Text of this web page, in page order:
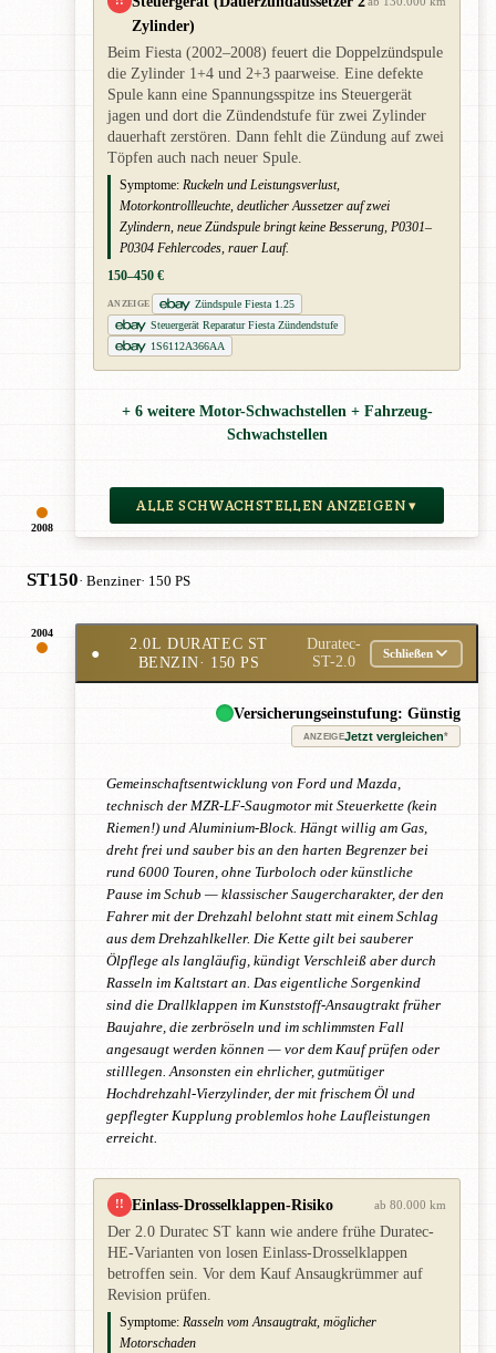
2008
Zylinder)
Beim Fiesta (2002–2008) feuert die Doppelzündspule
die Zylinder 1+4 und 2+3 paarweise. Eine defekte
Spule kann eine Spannungsspitze ins Steuergerät
jagen und dort die Zündendstufe für zwei Zylinder
dauerhaft zerstören. Dann fehlt die Zündung auf zwei
Töpfen auch nach neuer Spule.
Symptome: Ruckeln und Leistungsverlust,
Motorkontrollleuchte, deutlicher Aussetzer auf zwei
Zylindern, neue Zündspule bringt keine Besserung, P0301–
P0304 Fehlercodes, rauer Lauf.
150–450 €
ANZEIGE
Zündspule Fiesta 1.25
Steuergerät Reparatur Fiesta Zündendstufe
1S6112A366AA
+ 6 weitere Motor-Schwachstellen + Fahrzeug-
Schwachstellen
ALLE SCHWACHSTELLEN ANZEIGEN ▾
ST150· Benziner· 150 PS
2004
●
2.0L DURATEC ST
BENZIN· 150 PS
Duratec-
ST-2.0
Schließen
Versicherungseinstufung: Günstig
ANZEIGEJetzt vergleichen*
Gemeinschaftsentwicklung von Ford und Mazda,
technisch der MZR-LF-Saugmotor mit Steuerkette (kein
Riemen!) und Aluminium-Block. Hängt willig am Gas,
dreht frei und sauber bis an den harten Begrenzer bei
rund 6000 Touren, ohne Turboloch oder künstliche
Pause im Schub — klassischer Saugercharakter, der den
Fahrer mit der Drehzahl belohnt statt mit einem Schlag
aus dem Drehzahlkeller. Die Kette gilt bei sauberer
Ölpflege als langläufig, kündigt Verschleiß aber durch
Rasseln im Kaltstart an. Das eigentliche Sorgenkind
sind die Drallklappen im Kunststoff-Ansaugtrakt früher
Baujahre, die zerbröseln und im schlimmsten Fall
angesaugt werden können — vor dem Kauf prüfen oder
stilllegen. Ansonsten ein ehrlicher, gutmütiger
Hochdrehzahl-Vierzylinder, der mit frischem Öl und
gepflegter Kupplung problemlos hohe Laufleistungen
erreicht.
!! Einlass-Drosselklappen-Risiko ab 80.000 km
Der 2.0 Duratec ST kann wie andere frühe Duratec-
HE-Varianten von losen Einlass-Drosselklappen
betroffen sein. Vor dem Kauf Ansaugkrümmer auf
Revision prüfen.
Symptome: Rasseln vom Ansaugtrakt, möglicher
Motorschaden